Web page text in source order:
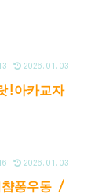
2026.01.03
!아카교자
2026.01.03
챰퐁우동 /